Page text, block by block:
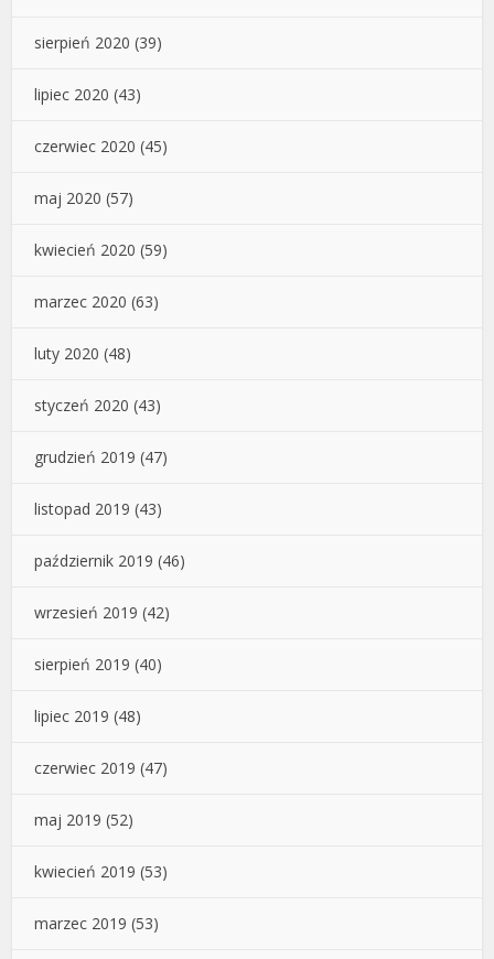
sierpień 2020 (39)
lipiec 2020 (43)
czerwiec 2020 (45)
maj 2020 (57)
kwiecień 2020 (59)
marzec 2020 (63)
luty 2020 (48)
styczeń 2020 (43)
grudzień 2019 (47)
listopad 2019 (43)
październik 2019 (46)
wrzesień 2019 (42)
sierpień 2019 (40)
lipiec 2019 (48)
czerwiec 2019 (47)
maj 2019 (52)
kwiecień 2019 (53)
marzec 2019 (53)